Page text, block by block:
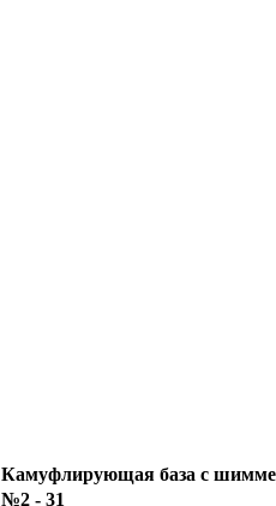
Камуфлирующая база с
№2 - 31